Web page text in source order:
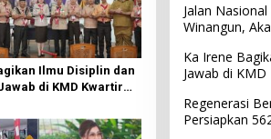
Ilmu Disiplin dan
di KMD Kwartir
Jalan
Winangun,
Ka Irene
Jawab di
Regenerasi
Persiapkan